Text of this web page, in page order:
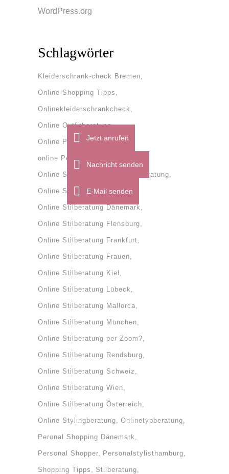
WordPress.org
Schlagwörter
Kleiderschrank-check Bremen
Online-Shopping Tipps
Onlinekleiderschrankcheck
Online Outfitberatung
Online Personal Shopper
online Personal Shopping
Online Stilberatung onlinestilberatung
Online Stilberatung Bremen
Online Stilberatung Dänemark
Online Stilberatung Flensburg
Online Stilberatung Frankfurt
Online Stilberatung Frauen
Online Stilberatung Kiel
Online Stilberatung Lübeck
Online Stilberatung Mallorca
Online Stilberatung München
Online Stilberatung per Zoom?
Online Stilberatung Rendsburg
Online Stilberatung Schweiz
Online Stilberatung Wien
Online Stilberatung Österreich
Online Stylingberatung Onlinetypberatung
Peronal Shopping Dänemark
Personal Shopper Personalstylisthamburg
Shopping Tipps Stilberatung
Jetzt anrufen
Nachricht senden
E-Mail senden